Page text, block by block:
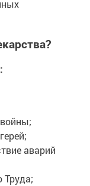
аварий
Труда;